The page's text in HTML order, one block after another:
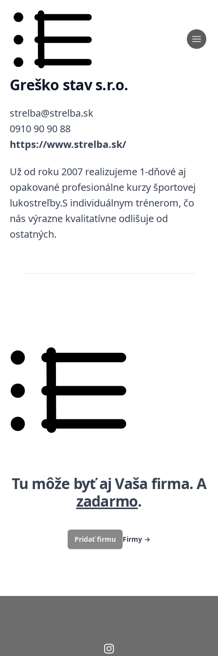
Greško stav s.r.o.
strelba@strelba.sk
0910 90 90 88
https://www.strelba.sk/
Už od roku 2007 realizujeme 1-dňové aj
opakované profesionálne kurzy športovej
lukostreľby.S individuálnym trénerom, čo
nás výrazne kvalitatívne odlišuje od
ostatných.
Tu môže byť aj Vaša firma. A
zadarmo.
Pridať firmu Firmy →